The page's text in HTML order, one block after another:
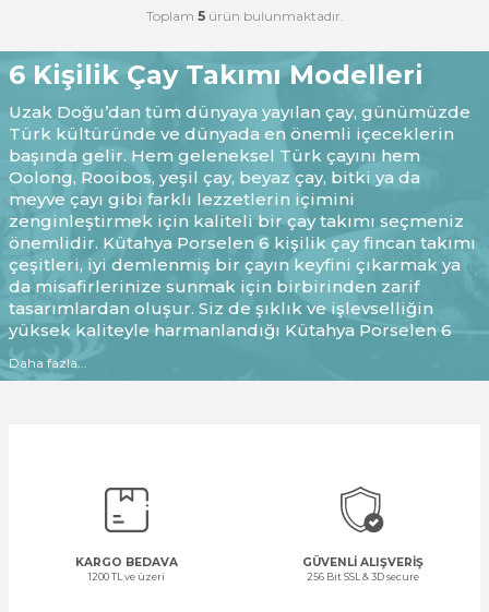
Toplam 5ürün bulunmaktadır.
6 Kişilik Çay Takımı Modelleri
Uzak Doğu’dan tüm dünyaya yayılan çay, günümüzde
Türk kültüründe ve dünyada en önemli içeceklerin
başında gelir. Hem geleneksel Türk çayını hem
Oolong, Rooibos, yeşil çay, beyaz çay, bitki ya da
meyve çayı gibi farklı lezzetlerin içimini
zenginleştirmek için kaliteli bir çay takımı seçmeniz
önemlidir. Kütahya Porselen 6 kişilik çay fincan takımı
çeşitleri, iyi demlenmiş bir çayın keyfini çıkarmak ya
da misafirlerinize sunmak için birbirinden zarif
tasarımlardan oluşur. Siz de şıklık ve işlevselliğin
yüksek kaliteyle harmanlandığı Kütahya Porselen 6
kişilik çay takımlarını keşfedin!
6 Kişilik Çay Fincan Takımı Çeşitleri
şekilde deneyimlemenizi sağlayan 6 kişilik çay fincanı
takımları sunar. Şekil, malzeme, renk ya da desen
bakımından farklı zevklere göre tasarlanan fincan
takımları 5 çayı, kahvaltı sofraları veya yemek sonrası
ikramı için idealdir. Çay keyfi yapmak istediğiniz her
Daha fazla...
KARGO BEDAVA
1200 TL ve üzeri
GÜVENLİ ALIŞVERİŞ
256 Bit SSL & 3D secure